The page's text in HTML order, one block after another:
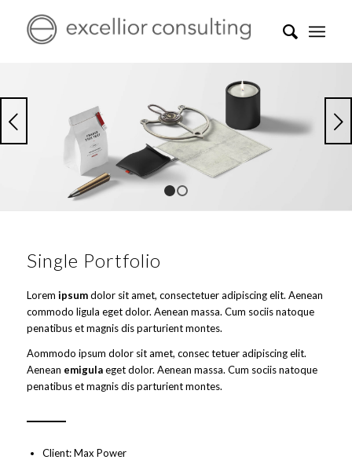
Weiter
Single Portfolio
Lorem ipsumdolor sit amet, consectetuer adipiscing elit. Aenean
commodo ligula eget dolor. Aenean massa. Cum sociis natoque
penatibus et magnis dis parturient montes.
Aommodo ipsum dolor sit amet, consec tetuer adipiscing elit.
Aenean emigulaeget dolor. Aenean massa. Cum sociis natoque
penatibus et magnis dis parturient montes.
Client: Max Power